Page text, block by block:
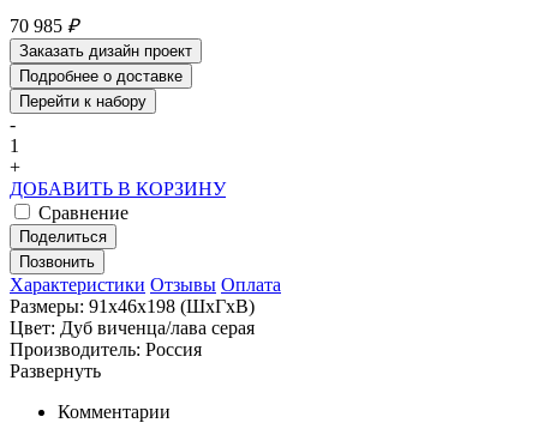
70 985 ₽
Заказать дизайн проект
Подробнее о доставке
Перейти к набору
-
1
+
ДОБАВИТЬ В КОРЗИНУ
Сравнение
Поделиться
Позвонить
Характеристики Отзывы Оплата
Размеры: 91х46х198 (ШхГхВ)
Цвет: Дуб виченца/лава серая
Производитель: Россия
Развернуть
Комментарии